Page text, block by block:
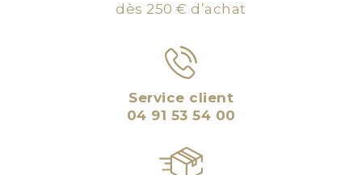
dès 250 € d’achat
Service client
04 91 53 54 00